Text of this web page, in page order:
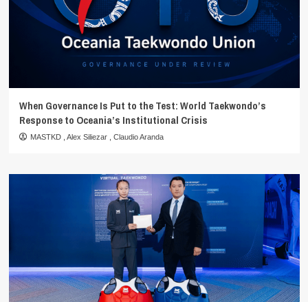
When Governance Is Put to the Test: World Taekwondo’s
Response to Oceania’s Institutional Crisis
MASTKD Alex Siliezar Claudio Aranda